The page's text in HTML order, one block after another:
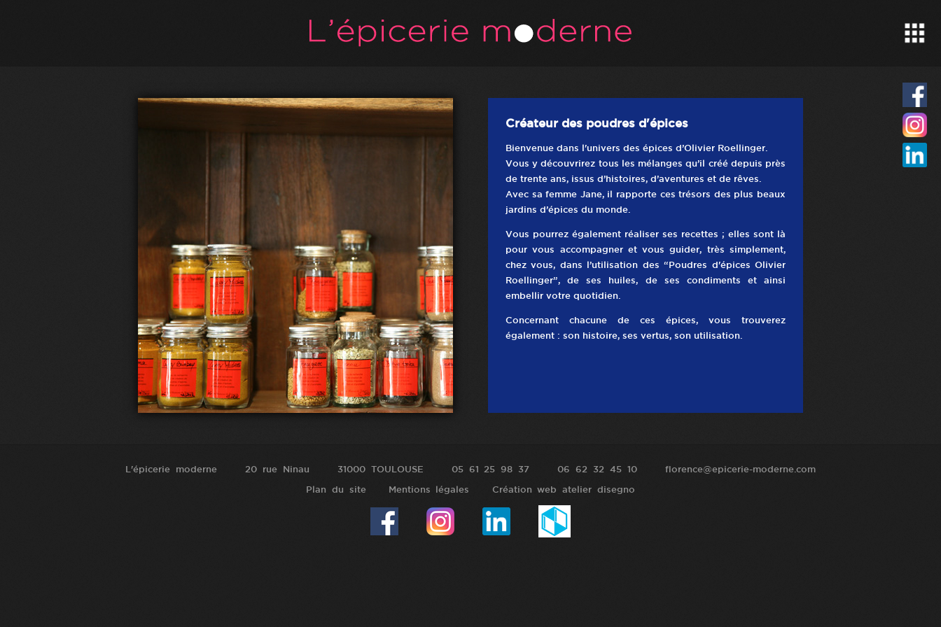
Créateur des poudres d'épices
Bienvenue dans l'univers des épices d’Olivier Roellinger.
Vous y découvrirez tous les mélanges qu’il créé depuis près
de trente ans, issus d’histoires, d’aventures et de rêves.
Avec sa femme Jane, il rapporte ces trésors des plus beaux
jardins d’épices du monde.
Vous pourrez également réaliser ses recettes ; elles sont là
pour vous accompagner et vous guider, très simplement,
chez vous, dans l’utilisation des “Poudres d'épices Olivier
Roellinger”, de ses huiles, de ses condiments et ainsi
embellir votre quotidien.
Concernant chacune de ces épices, vous trouverez
également : son histoire, ses vertus, son utilisation.
L'épicerie moderne 20 rue Ninau 31000 TOULOUSE 05 61 25 98 37 06 62 32 45 10 florence@epicerie-moderne.com
Plan du site Mentions légales Création web atelier disegno